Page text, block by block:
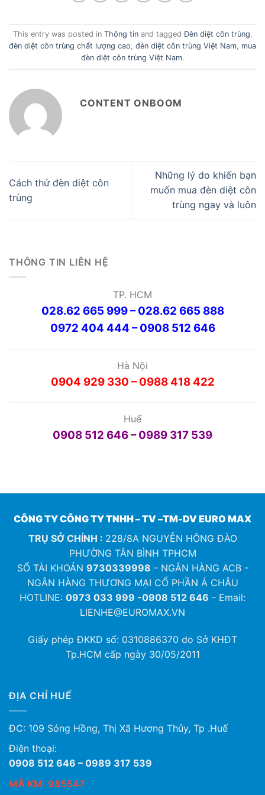
This entry was posted in Thông tinand taggedĐèn diệt côn trùng,
đèn diệt côn trùng chất lượng cao, đèn diệt côn trùng Việt Nam, mua
đèn diệt côn trùng Việt Nam.
CONTENT ONBOOM
Cách thử đèn diệt côn
trùng
Những lý do khiến bạn
muốn mua đèn diệt côn
trùng ngay và luôn
THÔNG TIN LIÊN HỆ
TP. HCM
028.62 665 999 – 028.62 665 888
0972 404 444 – 0908 512 646
Hà Nội
0904 929 330 – 0988 418 422
Huế
0908 512 646 – 0989 317 539
CÔNG TY CÔNG TY TNHH – TV –TM-DV EURO MAX
TRỤ SỞ CHÍNH : 228/8A NGUYỄN HÔNG ĐÀO
PHƯỜNG TÂN BÌNH TPHCM
SỐ TÀI KHOẢN 9730339998 - NGÂN HÀNG ACB -
NGÂN HÀNG THƯƠNG MẠI CỔ PHẦN Á CHÂU
HOTLINE: 0973 033 999 -0908 512 646 - Email:
LIENHE@EUROMAX.VN
Giấy phép ĐKKD số: 0310886370 do Sở KHĐT
Tp.HCM cấp ngày 30/05/2011
ĐỊA CHỈ HUẾ
ĐC: 109 Sóng Hồng, Thị Xã Hương Thủy, Tp .Huế
Điện thoại:
0908 512 646 – 0989 317 539
MÃ KM: 985547